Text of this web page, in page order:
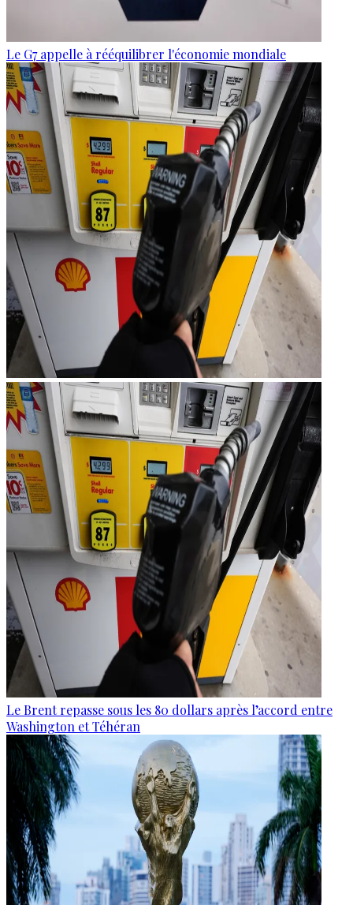
Le G7 appelle à rééquilibrer l'économie mondiale
Le Brent repasse sous les 80 dollars après l’accord entre
Washington et Téhéran